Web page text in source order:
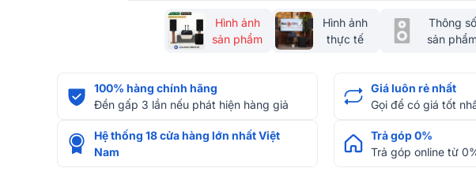
Hình ảnh
sản phẩm
Hình ảnh
thực tế
Thông số
sản
100% hàng chính hãng
Đền gấp 3 lần nếu phát hiện hàng giả
Giá luôn rẻ nhất
Gọi để có giá tốt
Hệ thống 18 cửa hàng lớn nhất Việt
Nam
Trả góp 0%
Trả góp online từ